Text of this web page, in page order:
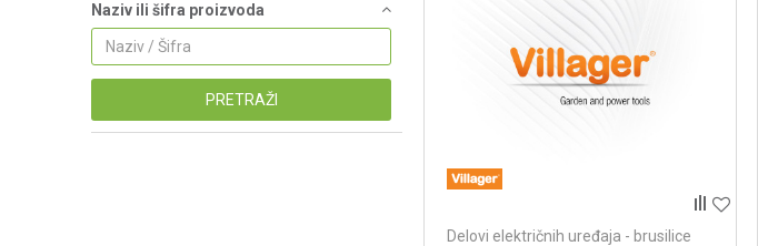
Naziv ili šifra proizvoda
PRETRAŽI
Delovi električnih uređaja - brusilice